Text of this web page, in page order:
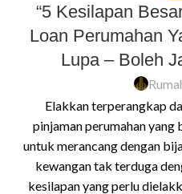
“5 Kesilapan
Loan Perumahan
Lupa – Boleh
Elakkan terperangkap
pinjaman perumahan yang
untuk merancang dengan
kewangan tak terduga
kesilapan yang perlu